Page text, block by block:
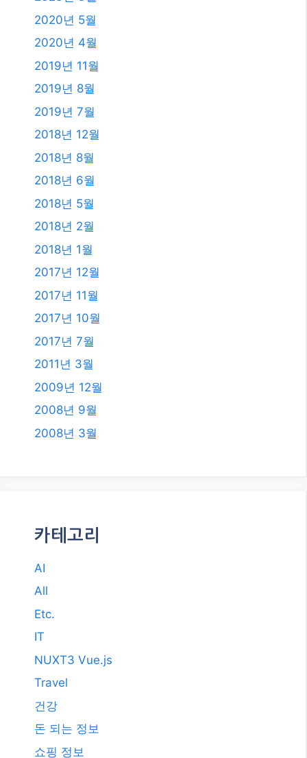
2023년 6월
2023년 4월
2023년 2월
2023년 1월
2021년 2월
2020년 12월
2020년 11월
2020년 9월
2020년 5월
2020년 4월
2019년 11월
2019년 8월
2019년 7월
2018년 12월
2018년 8월
2018년 6월
2018년 5월
2018년 2월
2018년 1월
2011년 3월
2009년 12월
2008년 9월
2008년 3월
카테고리